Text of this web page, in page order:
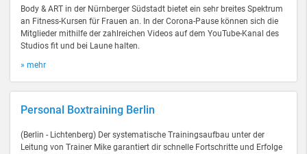
Body & ART in der Nürnberger Südstadt bietet ein sehr breites Spektrum
an Fitness-Kursen für Frauen an. In der Corona-Pause können sich die
Mitglieder mithilfe der zahlreichen Videos auf dem YouTube-Kanal des
Studios fit und bei Laune halten.
» mehr
Personal Boxtraining Berlin
(Berlin - Lichtenberg) Der systematische Trainingsaufbau unter der
Leitung von Trainer Mike garantiert dir schnelle Fortschritte und Erfolge